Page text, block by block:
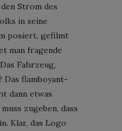
Strom des
in seine
posiert, gefilmt
man fragende
Fahrzeug,
Das flamboyant-
dann etwas
zugeben, dass
Klar, das Logo